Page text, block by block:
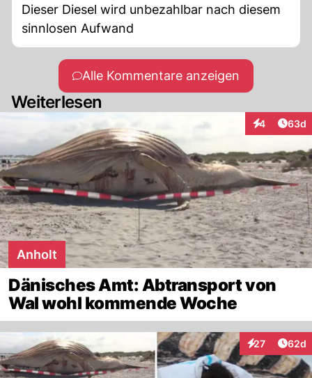
Dieser Diesel wird unbezahlbar nach diesem
sinnlosen Aufwand
Alle Kommentare anzeigen
Weiterlesen
4
Interaktionen
63d
Anholt
Dänisches Amt: Abtransport von
Wal wohl kommende Woche
27
Interaktionen
62d